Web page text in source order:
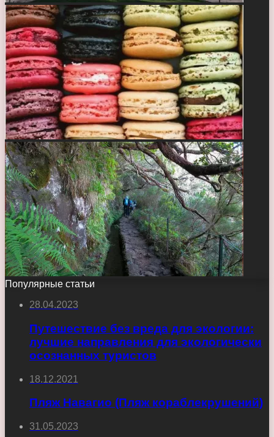
Популярные статьи
28.04.2023
Путешествие без вреда для экологии:
лучшие направления для экологически
осознанных туристов
18.12.2021
Пляж Навагио (Пляж кораблекрушений)
31.05.2023